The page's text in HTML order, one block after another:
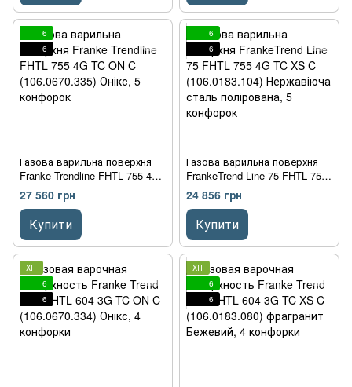
6
6
Газова варильна поверхня
Franke Trendline FHTL 755 4G
TC ON C (106.0670.335) Онікс,
5 конфорок
27 560 грн
Купити
6
6
Газова варильна поверхня
FrankeTrend Line 75 FHTL 755
4G TC XS C (106.0183.104)
Нержавіюча сталь
полірована, 5 конфорок
24 856 грн
Купити
ХІТ
6
6
ХІТ
6
6